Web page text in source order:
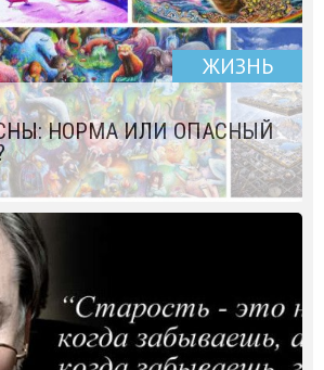
ЖИЗНЬ
НОРМА ИЛИ ОПАСНЫЙ